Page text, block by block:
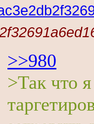
>>980
>Так что